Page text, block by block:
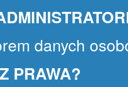
danych
PRAWA?